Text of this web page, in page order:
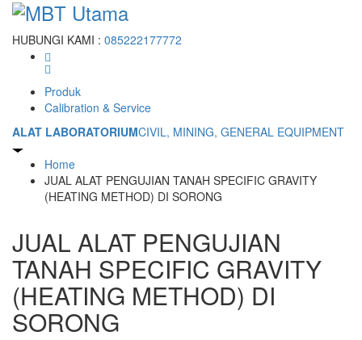
HUBUNGI KAMI : 085222177772
Produk
Calibration & Service
ALAT LABORATORIUMCIVIL, MINING, GENERAL EQUIPMENT
Home
JUAL ALAT PENGUJIAN TANAH SPECIFIC GRAVITY
(HEATING METHOD) DI SORONG
JUAL ALAT PENGUJIAN
TANAH SPECIFIC GRAVITY
(HEATING METHOD) DI
SORONG